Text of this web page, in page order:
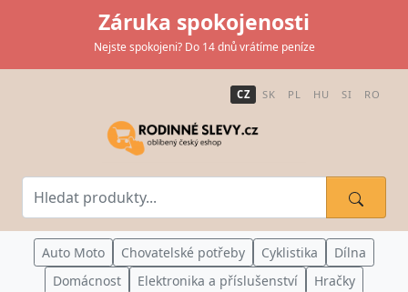
Záruka spokojenosti
Nejste spokojeni? Do 14 dnů vrátíme peníze
CZ SK PL HU SI RO
Auto Moto Chovatelské potřeby Cyklistika
Dílna
Domácnost
Elektronika a příslušenství
Hračky